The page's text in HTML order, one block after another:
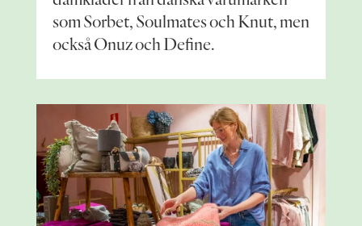
som Sorbet, Soulmates och Knut, men
också Onuz och Define.